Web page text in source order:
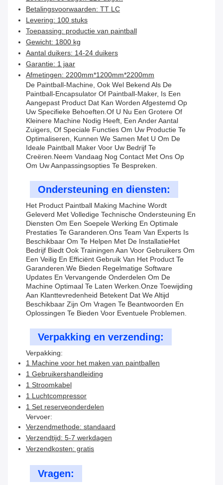
Betalingsvoorwaarden: TT LC
Levering: 100 stuks
Toepassing: productie van paintball
Gewicht: 1800 kg
Aantal duikers: 14-24 duikers
Garantie: 1 jaar
Afmetingen: 2200mm*1200mm*2200mm
De Paintball-Machine, Ook Wel Bekend Als De
Paintball-Encapsulator Of Paintball-Maker, Is Een
Aangepast Product Dat Kan Worden Afgestemd Op
Uw Specifieke Behoeften.Of U Nu Een Grotere Of
Kleinere Machine Nodig Heeft, Een Ander Aantal
Zuigers, Of Speciale Functies Om Uw Productie Te
Optimaliseren, Kunnen We Samen Met U Om De
Ideale Paintball Maker Voor Uw Bedrijf Te
Creëren.Neem Vandaag Nog Contact Met Ons Op
Om Uw Aanpassingsopties Te Bespreken.
Ondersteuning en diensten:
Het Product Paintball Making Machine Wordt
Geleverd Met Volledige Technische Ondersteuning En
Diensten Om Een Soepele Werking En Optimale
Prestaties Te Garanderen.Ons Team Van Experts Is
Beschikbaar Om Te Helpen Met De InstallatieHet
Bedrijf Biedt Ook Trainingen Aan Voor Gebruikers Om
Een Veilig En Efficiënt Gebruik Van Het Product Te
Garanderen.We Bieden Regelmatige Software
Updates En Vervangende Onderdelen Om De
Machine Optimaal Te Laten Werken.Onze Toewijding
Aan Klanttevredenheid Betekent Dat We Altijd
Beschikbaar Zijn Om Vragen Te Beantwoorden En
Oplossingen Te Bieden Voor Eventuele Problemen.
Verpakking en verzending:
Verpakking:
1 Machine voor het maken van paintballen
1 Gebruikershandleiding
1 Stroomkabel
1 Luchtcompressor
1 Set reserveonderdelen
Vervoer:
Verzendmethode: standaard
Verzendtijd: 5-7 werkdagen
Verzendkosten: gratis
Vragen: